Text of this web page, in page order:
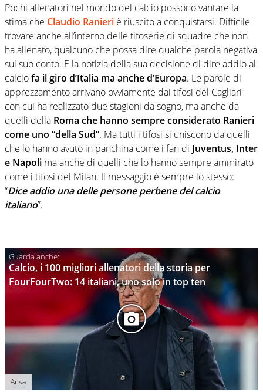
Pochi allenatori nel mondo del calcio possono vantare la
stima che Claudio Ranieri è riuscito a conquistarsi. Difficile
trovare anche all’interno delle tifoserie di squadre che non
ha allenato, qualcuno che possa dire qualche parola negativa
sul suo conto. E la notizia della sua decisione di dire addio al
calciofa il giro d’Italia ma anche d’Europa. Le parole di
apprezzamento arrivano ovviamente dai tifosi del Cagliari
con cui ha realizzato due stagioni da sogno, ma anche da
quelli della Roma che hanno sempre considerato Ranieri
come uno “della Sud”. Ma tutti i tifosi si uniscono da quelli
che lo hanno avuto in panchina come i fan di Juventus, Inter
e Napoli ma anche di quelli che lo hanno sempre ammirato
come i tifosi del Milan. Il messaggio è sempre lo stesso:
“Dice addio una delle persone perbene del calcio
italiano”.
Calcio, i 100 migliori allenatori della storia per
FourFourTwo: 14 italiani, uno solo in top ten
Ansa